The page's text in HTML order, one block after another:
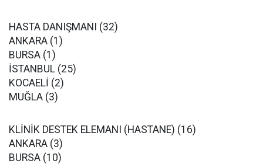
HASTA DANIŞMANI (32)
ANKARA (1)
BURSA (1)
İSTANBUL (25)
KOCAELİ (2)
MUĞLA (3)
KLİNİK DESTEK ELEMANI (HASTANE) (16)
ANKARA (3)
BURSA (10)